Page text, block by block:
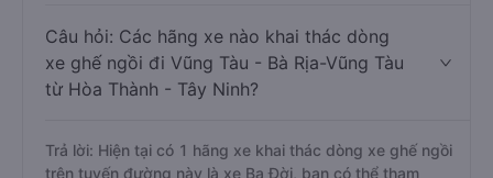
Câu hỏi: Các hãng xe nào khai thác dòng
xe ghế ngồi đi Vũng Tàu - Bà Rịa-Vũng Tàu
từ Hòa Thành - Tây Ninh?
Trả lời: Hiện tại có 1 hãng xe khai thác dòng xe ghế ngồi
trên tuyến đường này là xe Ba Đời, bạn có thể tham